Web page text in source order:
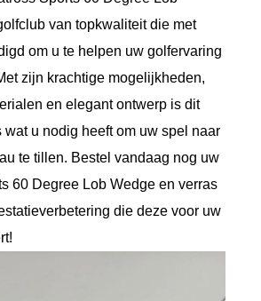
van topkwaliteit die met
om u te helpen uw golfervaring
zijn krachtige mogelijkheden,
en elegant ontwerp is dit
wat u nodig heeft om uw spel naar
te tillen. Bestel vandaag nog uw
60 Degree Lob Wedge en verras
die deze voor uw